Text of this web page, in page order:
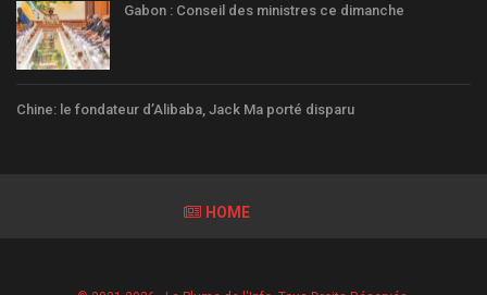
Gabon : Conseil des ministres ce dimanche
Chine: le fondateur d’Alibaba, Jack Ma porté disparu
HOME